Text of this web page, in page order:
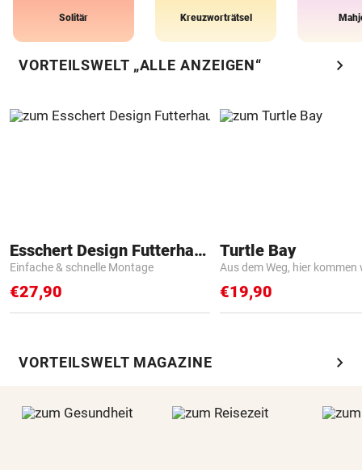
Solitär Kreuzworträtsel
VORTEILSWELT „ALLE ANZEIGEN“ chevron_right
Esschert Design Futterhaus
Einfache & schnelle Montage
€27,90
Turtle Bay
Aus dem Weg, hier kommen
€19,90
VORTEILSWELT MAGAZINE chevron_right